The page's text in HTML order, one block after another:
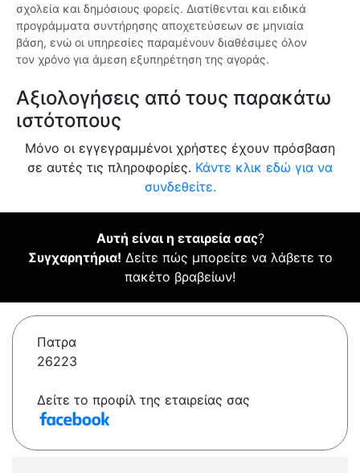
σχολεία και δημόσιους φορείς. Διατίθενται και ειδικά
προγράμματα συντήρησης αποχετεύσεων σε μηνιαία
βάση, ενώ οι υπηρεσίες παραμένουν διαθέσιμες όλον
τον χρόνο για άμεση εξυπηρέτηση της αγοράς.
Αξιολογήσεις από τους παρακάτω
ιστότοπους
Μόνο οι εγγεγραμμένοι χρήστες έχουν πρόσβαση
σε αυτές τις πληροφορίες. Κάντε κλικ εδώ για να
συνδεθείτε.
Αυτή είναι η εταιρεία σας?
Συγχαρητήρια! Δείτε πώς μπορείτε να λάβετε το
πακέτο βραβείων!
Πατρα
26223
Δείτε το προφίλ της εταιρείας σας